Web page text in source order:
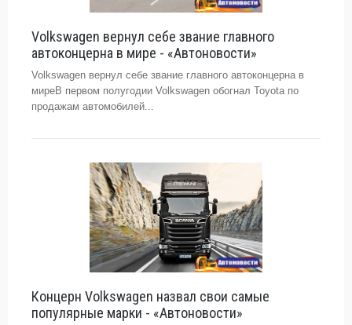
Volkswagen вернул себе звание главного
автоконцерна в мире - «Автоновости»
Volkswagen вернул себе звание главного автоконцерна в
миреВ первом полугодии Volkswagen обогнал Toyota по
продажам автомобилей...
Концерн Volkswagen назвал свои самые
популярные марки - «Автоновости»